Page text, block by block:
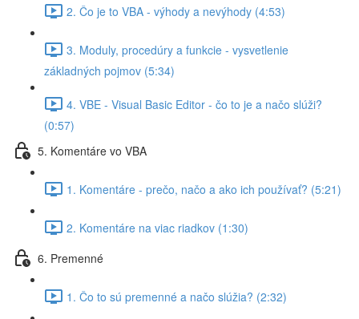
2. Čo je to VBA - výhody a nevýhody (4:53)
3. Moduly, procedúry a funkcie - vysvetlenie
základných pojmov (5:34)
4. VBE - Visual Basic Editor - čo to je a načo slúži?
(0:57)
5. Komentáre vo VBA
1. Komentáre - prečo, načo a ako ich používať? (5:21)
2. Komentáre na viac riadkov (1:30)
6. Premenné
1. Čo to sú premenné a načo slúžia? (2:32)